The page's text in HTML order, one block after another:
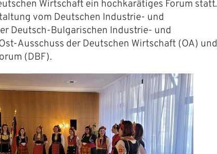
Wirtschaft ein hochkarätiges Forum statt.
vom Deutschen Industrie- und
Deutsch-Bulgarischen Industrie- und
Ausschuss der Deutschen Wirtschaft (OA) und
(DBF).